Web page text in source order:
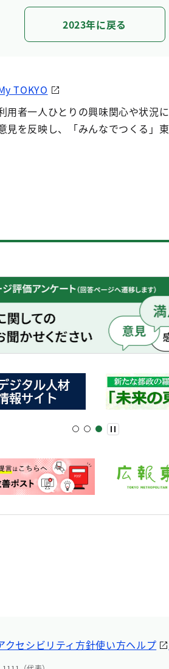
2023年に戻る
TOKYO
用者一人ひとりの興味関心や状況
見を反映し、「みんなでつくる」
クセシビリティ方針使い方ヘルプ